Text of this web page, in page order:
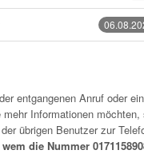
entgangenen Anruf oder
Informationen
übrigen Benutzer zur
wem die Nummer